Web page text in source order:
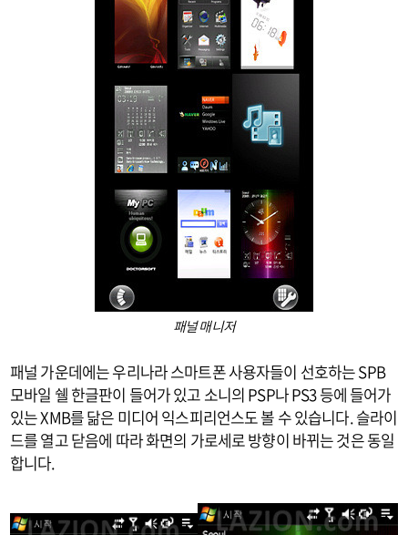
패널 매니저
패널 가운데에는 우리나라 스마트폰 사용자들이 선호하는 SPB
모바일 쉘 한글판이 들어가 있고 소니의 PSP나 PS3 등에 들어가
있는 XMB를 닮은 미디어 익스피리언스도 볼 수 있습니다. 슬라이
드를 열고 닫음에 따라 화면의 가로세로 방향이 바뀌는 것은 동일
합니다.